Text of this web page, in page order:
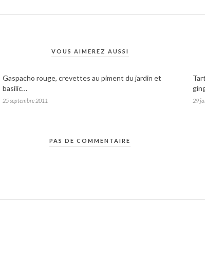
VOUS AIMEREZ AUSSI
Gaspacho rouge, crevettes au piment du jardin et
basilic…
25 septembre 2011 29
PAS DE COMMENTAIRE